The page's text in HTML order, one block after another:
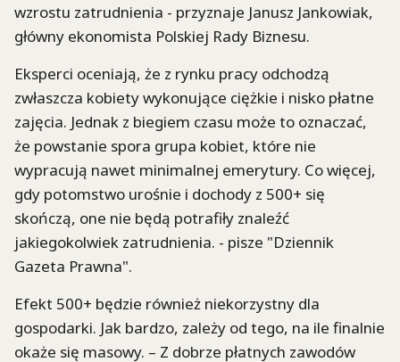
wzrostu zatrudnienia - przyznaje Janusz Jankowiak,
główny ekonomista Polskiej Rady Biznesu.
Eksperci oceniają, że z rynku pracy odchodzą
zwłaszcza kobiety wykonujące ciężkie i nisko płatne
zajęcia. Jednak z biegiem czasu może to oznaczać,
że powstanie spora grupa kobiet, które nie
wypracują nawet minimalnej emerytury. Co więcej,
gdy potomstwo urośnie i dochody z 500+ się
skończą, one nie będą potrafiły znaleźć
jakiegokolwiek zatrudnienia. - pisze "Dziennik
Gazeta Prawna".
Efekt 500+ będzie również niekorzystny dla
gospodarki. Jak bardzo, zależy od tego, na ile finalnie
okaże się masowy. – Z dobrze płatnych zawodów